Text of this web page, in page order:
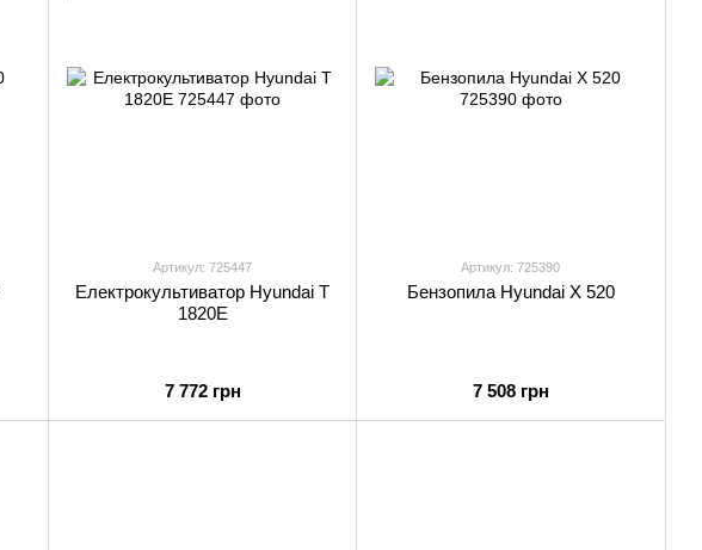
Артикул: 725447
Електрокультиватор Hyundai T
1820E
7 772 грн
Артикул: 725390
Бензопила Hyundai X 520
7 508 грн